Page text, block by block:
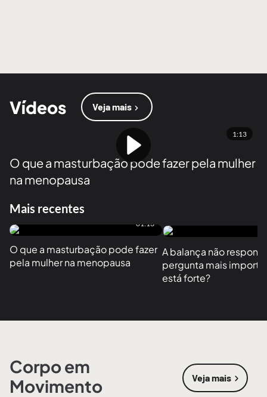
Vídeos Veja mais
1:13
O que a masturbação pode fazer pela mulher
na menopausa
Mais recentes
01:13
O que a masturbação pode fazer
pela mulher na menopausa
A balança não
pergunta mais
está forte?
Corpo em
Movimento
Veja mais
sobre